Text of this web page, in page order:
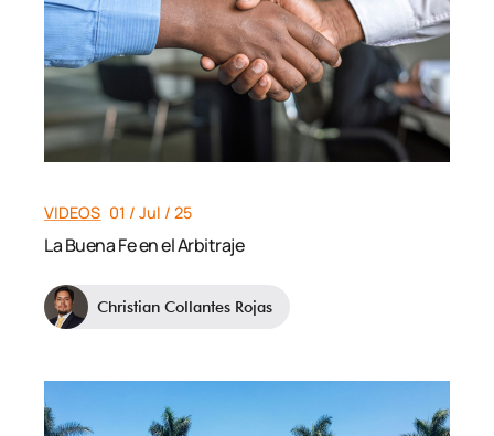
VIDEOS 01 / Jul / 25
La Buena Fe en el Arbitraje
Christian Collantes Rojas